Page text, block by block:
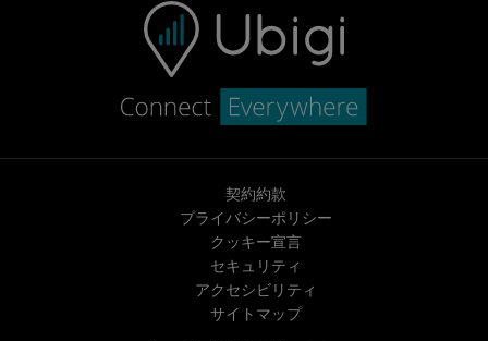
契約約款
プライバシーポリシー
クッキー宣言
セキュリティ
アクセシビリティ
サイトマップ